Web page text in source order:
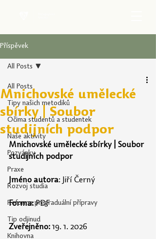
Příspěvek
All Posts
Tipy našich metodiků
Očima studentů a studentek
Naše aktivity
Pozvánky
Praxe
Rozvoj studia
Reforma pregraduální přípravy
Tip odjinud
Knihovna
All Posts
Mnichovské umělecké
sbírky | Soubor
studijních podpor
Mnichovské umělecké sbírky
| Soubor
studijních podpor
Jméno autora: Jiří Černý
Forma: PDF
Zveřejněno: 19. 1. 2026